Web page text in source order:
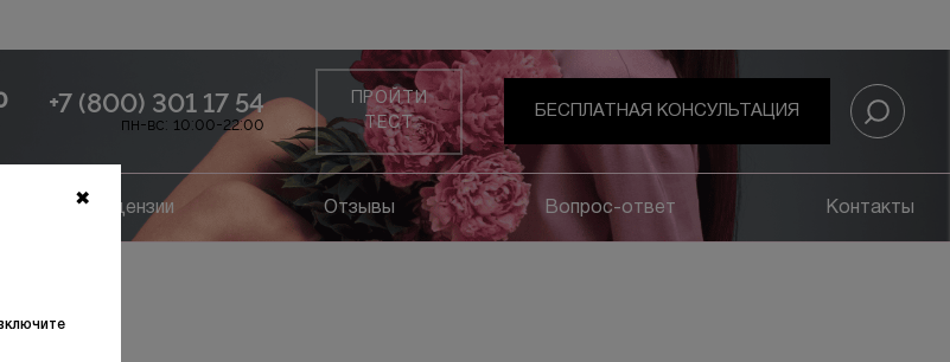
✖
+7 (800) 301 17 54
пн-вс: 10:00-22:00
ПРОЙТИ
ТЕСТ
БЕСПЛАТНАЯ КОНСУЛЬТАЦИЯ
Отзывы Вопрос-ответ
Лицензии Контакты